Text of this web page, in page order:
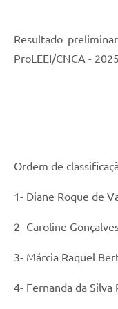
Resultado
ProLEEI/CNCA - 2025
Ordem de
1- Diane Roque de
2- Caroline
3- Márcia Raquel
4- Fernanda da Silva